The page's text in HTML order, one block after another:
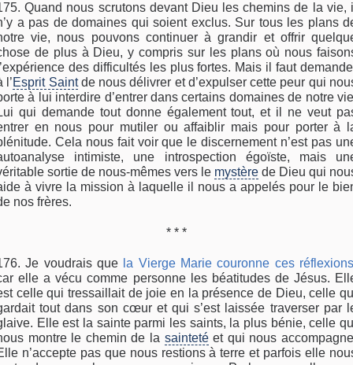
Quand nous scrutons devant Dieu les chemins de la vie,
a pas de domaines qui soient exclus. Sur tous les plans
vie, nous pouvons continuer à grandir et offrir
de plus à Dieu, y compris sur les plans où nous
des difficultés les plus fortes. Mais il faut
l’Esprit Saintde nous délivrer et d’expulser cette peur qui
à lui interdire d’entrer dans certains domaines de notre
qui demande tout donne également tout, et il ne veut
en nous pour mutiler ou affaiblir mais pour porter à
Cela nous fait voir que le discernement n’est pas
intimiste, une introspection égoïste, mais
sortie de nous-mêmes vers le mystère de Dieu qui
à vivre la mission à laquelle il nous a appelés pour le
nos frères.
* * *
Je voudrais que la Vierge Marie couronne ces
elle a vécu comme personne les béatitudes de Jésus.
celle qui tressaillait de joie en la présence de Dieu, celle
tout dans son cœur et qui s’est laissée traverser par
Elle est la sainte parmi les saints, la plus bénie, celle
montre le chemin de la saintetéet qui nous
n’accepte pas que nous restions à terre et parfois elle